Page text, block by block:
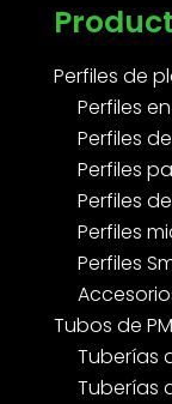
Perfiles de
Perfiles
Perfiles
Perfiles
Perfiles
Perfiles
Perfiles
Tubos de
Tuberías
Tuberías